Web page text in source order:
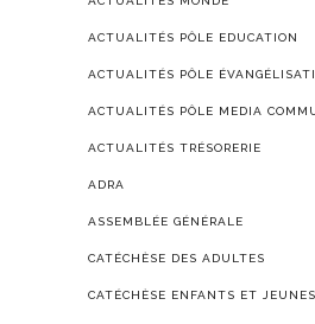
ACTUALITÉS PÔLE EDUCATION
ACTUALITÉS PÔLE
ACTUALITÉS PÔLE MEDIA
ACTUALITÉS TRÉSORERIE
ADRA
ASSEMBLÉE GÉNÉRALE
CATÉCHÈSE DES ADULTES
CATÉCHÈSE ENFANTS ET JEUNES